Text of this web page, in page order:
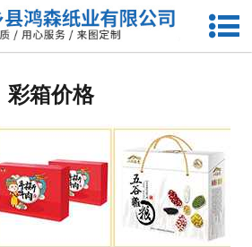
网站首页
- 气泡膜
缠绕膜
彩箱价格